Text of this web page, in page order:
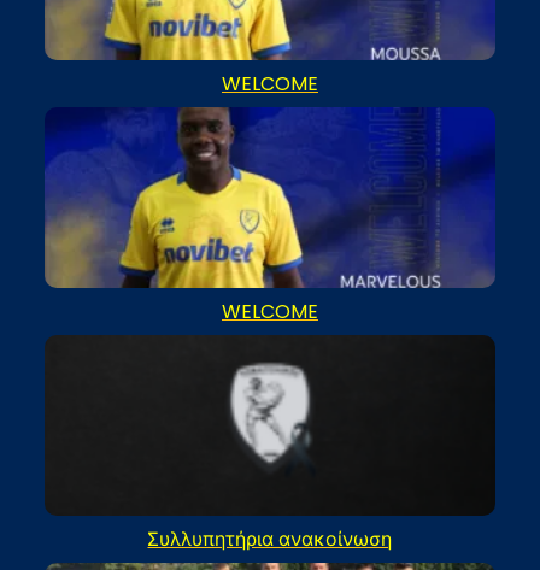
WELCOME
WELCOME
Συλλυπητήρια ανακοίνωση